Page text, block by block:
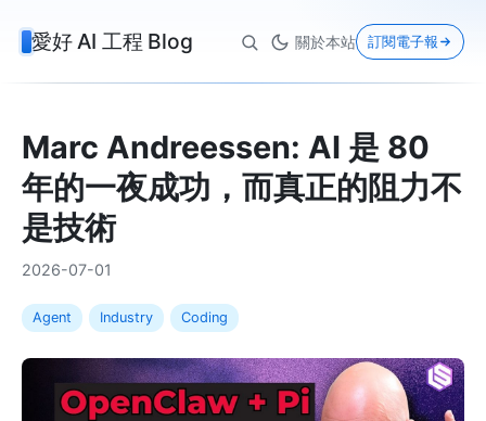
愛好 AI 工程 Blog 關於本站 訂閱電子報
Marc Andreessen: AI 是 80
年的一夜成功，而真正的阻力不
是技術
2026-07-01
Agent Industry Coding